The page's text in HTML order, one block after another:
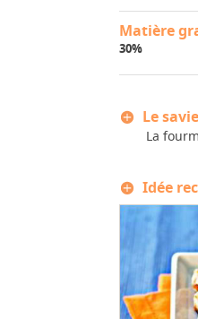
Matière
30%
Le
La
Idée